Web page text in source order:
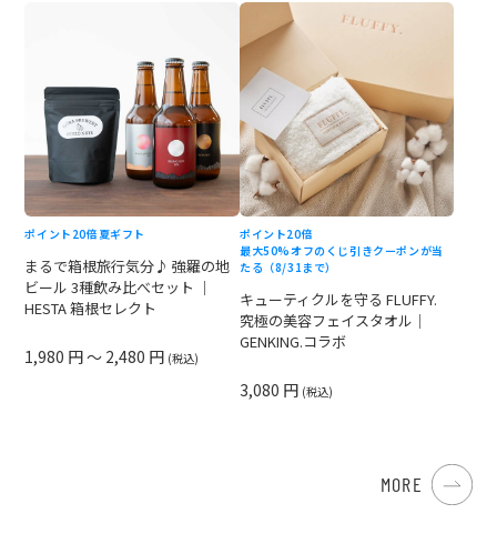
ポイント20倍 夏ギフト
まるで箱根旅行気分♪ 強羅の地
ビール 3種飲み比べセット ｜
HESTA 箱根セレクト
1,980 円 ～ 2,480 円 (税込)
ポイント20倍
最大50%オフのくじ引きクーポンが当
たる（8/31まで）
キューティクルを守る FLUFFY.
究極の美容フェイスタオル｜
GENKING.コラボ
3,080 円 (税込)
MORE